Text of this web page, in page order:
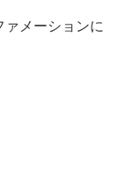
メーションに